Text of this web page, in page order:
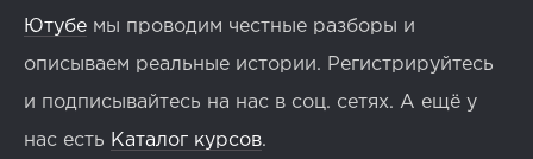
Ютубе мы проводим честные разборы и
описываем реальные истории. Регистрируйтесь
и подписывайтесь на нас в соц. сетях. А ещё у
нас есть Каталог курсов.